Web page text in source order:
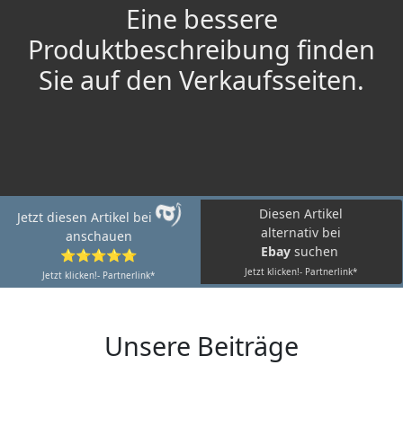
Eine bessere
Produktbeschreibung finden
Sie auf den Verkaufsseiten.
Jetzt diesen Artikel bei
anschauen
⭐⭐⭐⭐⭐
Jetzt klicken!- Partnerlink*
Diesen Artikel
alternativ bei
Ebay suchen
Jetzt klicken!- Partnerlink*
Unsere Beiträge